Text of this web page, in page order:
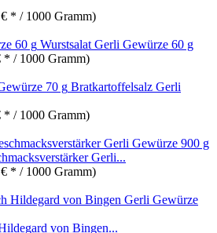
* / 1000 Gramm)
Wurstsalat Gerli Gewürze 60 g
* / 1000 Gramm)
Bratkartoffelsalz Gerli
* / 1000 Gramm)
Gerli...
* / 1000 Gramm)
von Bingen...